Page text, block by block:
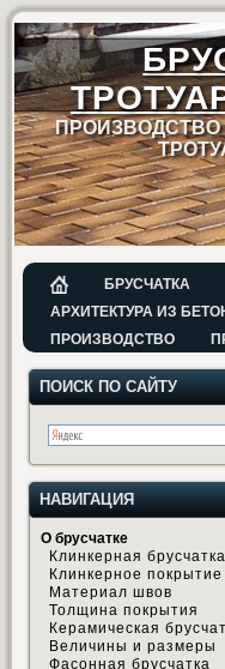
ПРОИЗВОДСТВО
БРУСЧАТКА
АРХИТЕКТУРА ИЗ
ПРОИЗВОДСТВО
ПОИСК ПО САЙТУ
НАВИГАЦИЯ
О брусчатке
Клинкерная брусчатка
Клинкерное покрытие
Материал швов
Толщина покрытия
Керамическая
Величины и размеры
Фасонная брусчатка